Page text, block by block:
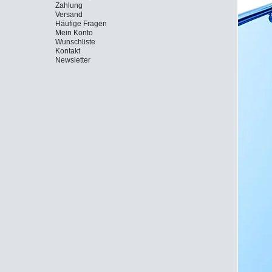
Zahlung
Versand
Häufige Fragen
Mein Konto
Wunschliste
Kontakt
Newsletter